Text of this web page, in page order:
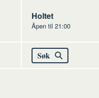
Jacobs
Holtet
Åpen til 21:00
Søk